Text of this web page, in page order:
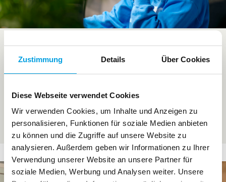
Zustimmung Details Über Cookies
Diese Webseite verwendet Cookies
Wir verwenden Cookies, um Inhalte und Anzeigen zu
personalisieren, Funktionen für soziale Medien anbieten
zu können und die Zugriffe auf unsere Website zu
analysieren. Außerdem geben wir Informationen zu Ihrer
Verwendung unserer Website an unsere Partner für
soziale Medien, Werbung und Analysen weiter. Unsere
Schritt für Schritt zur
passenden Agentursoftware:
So entgehst du typischen
Stolperfallen
-> Weiterlesen